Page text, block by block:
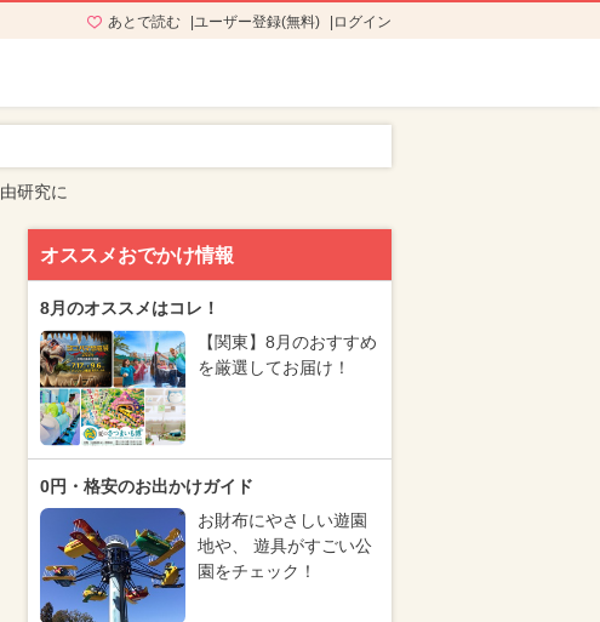
あとで読む ユーザー登録(無料) ログイン
研究に
オススメおでかけ情報
8月のオススメはコレ！
【関東】8月のおすすめ
を厳選してお届け！
0円・格安のお出かけガイド
お財布にやさしい遊園
地や、 遊具がすごい公
園をチェック！